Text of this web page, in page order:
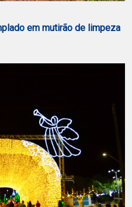
em mutirão de limpeza